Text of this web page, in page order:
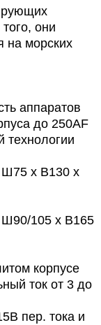
они
на морских
аппаратов
до 250AF
технологии
Ш75 х В130 х
Ш90/105 х В165
корпусе
ток от 3 до
пер. тока и